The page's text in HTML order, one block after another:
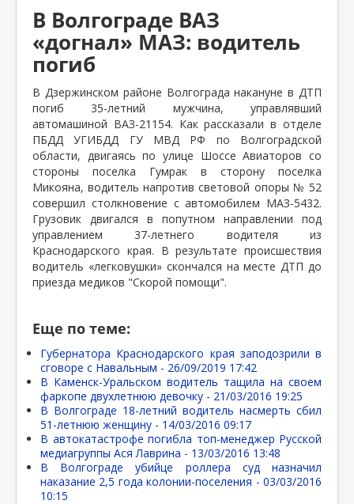
В Волгограде ВАЗ
«догнал» МАЗ: водитель
погиб
В Дзержинском районе Волгограда накануне в ДТП
погиб 35-летний мужчина, управлявший
автомашиной ВАЗ-21154. Как рассказали в отделе
ПБДД УГИБДД ГУ МВД РФ по Волгоградской
области, двигаясь по улице Шоссе Авиаторов со
стороны поселка Гумрак в сторону поселка
Микояна, водитель напротив световой опоры № 52
совершил столкновение с автомобилем МАЗ-5432.
Грузовик двигался в попутном направлении под
управлением 37-летнего водителя из
Краснодарского края. В результате происшествия
водитель «легковушки» скончался на месте ДТП до
приезда медиков "Скорой помощи".
Еще по теме:
Губернатора Краснодарского края заподозрили в
сговоре с Навальным - 26/09/2019 17:42
В Каменск-Уральском водитель тащила на своем
фаркопе двухлетнюю девочку - 21/03/2016 19:25
В Волгограде 18-летний водитель насмерть сбил
51-летнюю женщину - 14/03/2016 09:17
В автокатастрофе погибла топ-менеджер Русской
медиагруппы Ася Лаврина - 13/03/2016 13:48
В Волгограде убийце роллера суд назначил
наказание 2,5 года колонии-поселения - 03/03/2016
10:15